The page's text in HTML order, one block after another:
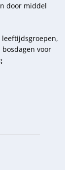
door middel
voor